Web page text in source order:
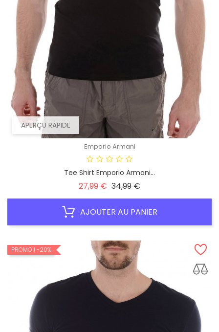
APERÇU RAPIDE
Emporio Armani
Tee Shirt Emporio Armani...
27,99 € Prix
34,99 €Prix
AJOUTER AU PANIER
PROMO ! -20%